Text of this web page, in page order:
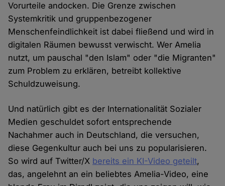
Vorurteile andocken. Die Grenze zwischen
Systemkritik und gruppenbezogener
Menschenfeindlichkeit ist dabei fließend und wird in
digitalen Räumen bewusst verwischt. Wer Amelia
nutzt, um pauschal "den Islam" oder "die Migranten"
zum Problem zu erklären, betreibt kollektive
Schuldzuweisung.
Und natürlich gibt es der Internationalität Sozialer
Medien geschuldet sofort entsprechende
Nachahmer auch in Deutschland, die versuchen,
diese Gegenkultur auch bei uns zu popularisieren.
So wird auf Twitter/X bereits ein KI-Video geteilt,
das, angelehnt an ein beliebtes Amelia-Video, eine